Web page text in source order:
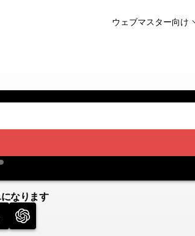
ウェブマスター向け
なります